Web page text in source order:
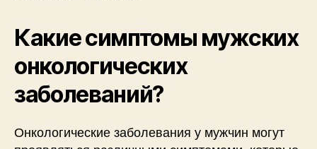
Какие симптомы мужских
онкологических
заболеваний?
Онкологические заболевания у мужчин могут